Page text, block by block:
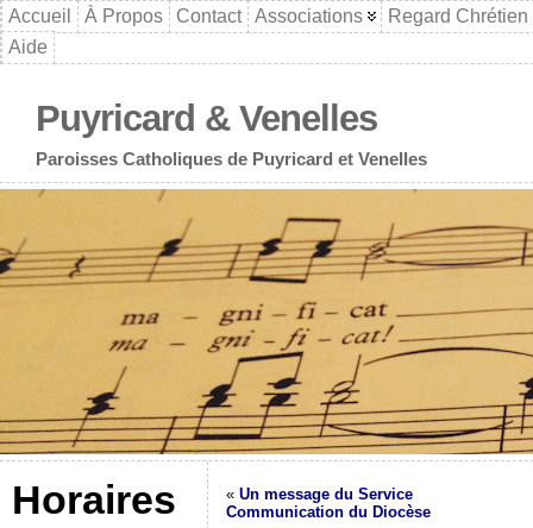
Accueil À Propos Contact Associations
Regard Chrétien
Aide
Puyricard & Venelles
Paroisses Catholiques de Puyricard et Venelles
Horaires
« Un message du Service
Communication du Diocèse